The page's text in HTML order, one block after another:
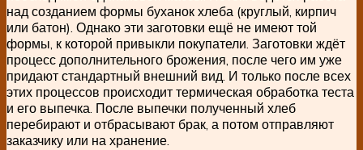
над созданием формы буханок хлеба (круглый, кирпич
или батон). Однако эти заготовки ещё не имеют той
формы, к которой привыкли покупатели. Заготовки ждёт
процесс дополнительного брожения, после чего им уже
придают стандартный внешний вид. И только после всех
этих процессов происходит термическая обработка теста
и его выпечка. После выпечки полученный хлеб
перебирают и отбрасывают брак, а потом отправляют
заказчику или на хранение.